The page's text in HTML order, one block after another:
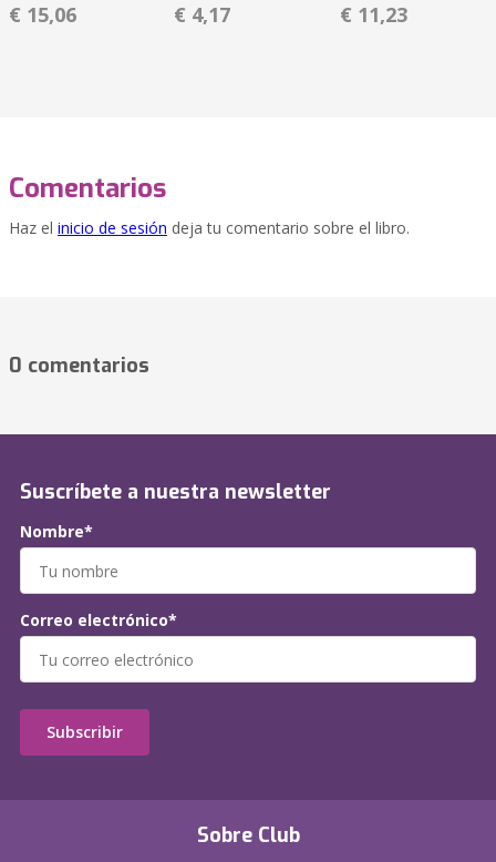
€ 15,06 € 4,17 € 11,23
Comentarios
Haz el inicio de sesión deja tu comentario sobre el libro.
0 comentarios
Sobre Club
Suscríbete a nuestra newsletter
Nombre*
Correo electrónico*
Subscribir